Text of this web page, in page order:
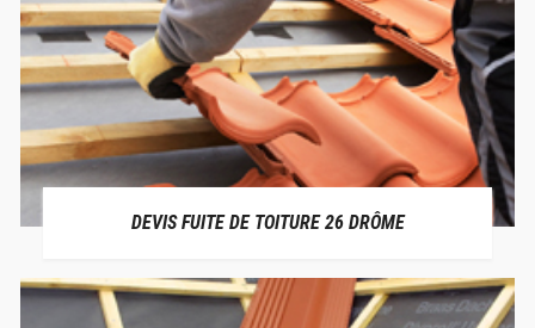
DEVIS FUITE DE TOITURE 26 DRÔME